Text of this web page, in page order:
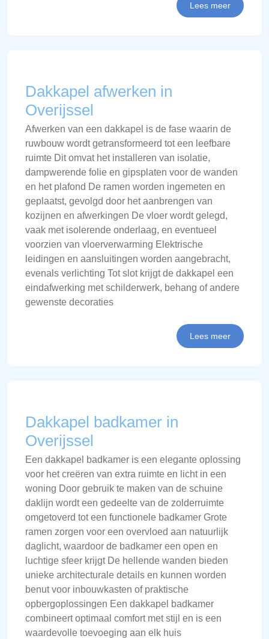
Lees meer
Dakkapel afwerken in
Overijssel
Afwerken van een dakkapel is de fase waarin de
ruwbouw wordt getransformeerd tot een leefbare
ruimte Dit omvat het installeren van isolatie,
dampwerende folie en gipsplaten voor de wanden
en het plafond De ramen worden ingemeten en
geplaatst, gevolgd door het aanbrengen van
kozijnen en afwerkingen De vloer wordt gelegd,
vaak met isolerende onderlaag, en eventueel
voorzien van vloerverwarming Elektrische
leidingen en aansluitingen worden aangebracht,
evenals verlichting Tot slot krijgt de dakkapel een
eindafwerking met schilderwerk, behang of andere
gewenste decoraties
Lees meer
Dakkapel badkamer in
Overijssel
Een dakkapel badkamer is een elegante oplossing
voor het creëren van extra ruimte en licht in een
woning Door gebruik te maken van de schuine
daklijn wordt een gedeelte van de zolderruimte
omgetoverd tot een functionele badkamer Grote
ramen zorgen voor een overvloed aan natuurlijk
daglicht, waardoor de badkamer een open en
luchtige sfeer krijgt De hellende wanden bieden
unieke architecturale details en kunnen worden
benut voor inbouwkasten of praktische
opbergoplossingen Een dakkapel badkamer
combineert optimaal comfort met stijl en is een
waardevolle toevoeging aan elk huis